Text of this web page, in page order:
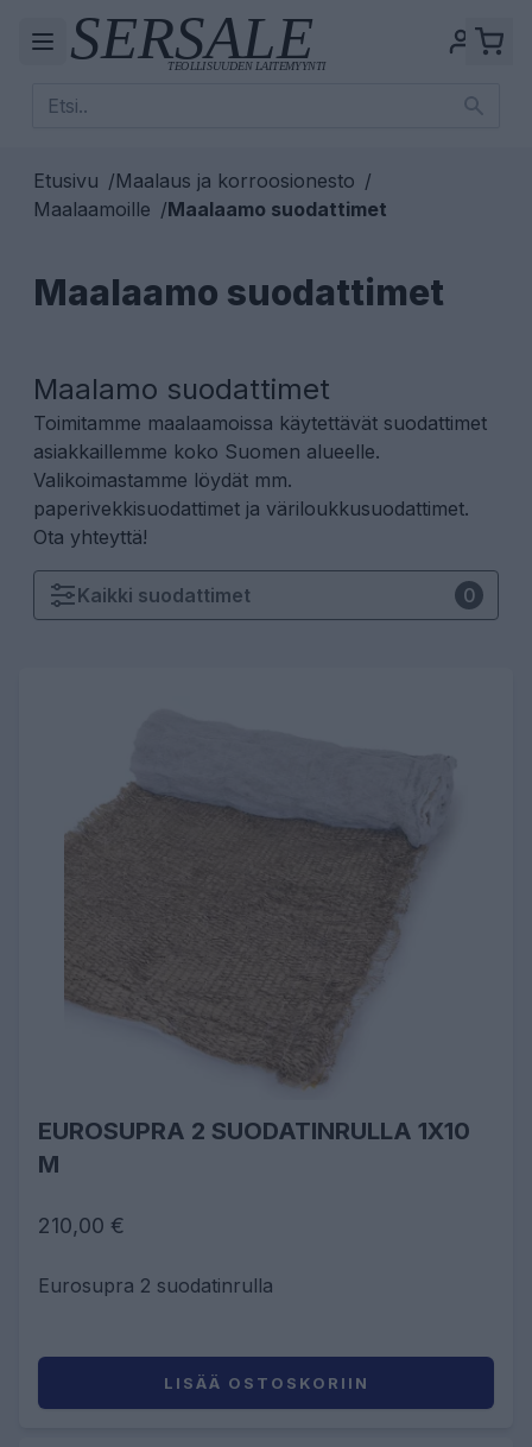
Etusivu /Maalaus ja korroosionesto /
Maalaamoille /Maalaamo suodattimet
Maalaamo suodattimet
Maalamo suodattimet
Toimitamme maalaamoissa käytettävät suodattimet
asiakkaillemme koko Suomen alueelle.
Valikoimastamme löydät mm.
paperivekkisuodattimet ja väriloukkusuodattimet.
Ota yhteyttä!
Kaikki suodattimet 0
EUROSUPRA 2 SUODATINRULLA 1X10
M
210,00 €
Eurosupra 2 suodatinrulla
LISÄÄ OSTOSKORIIN